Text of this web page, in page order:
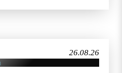
26.08.26